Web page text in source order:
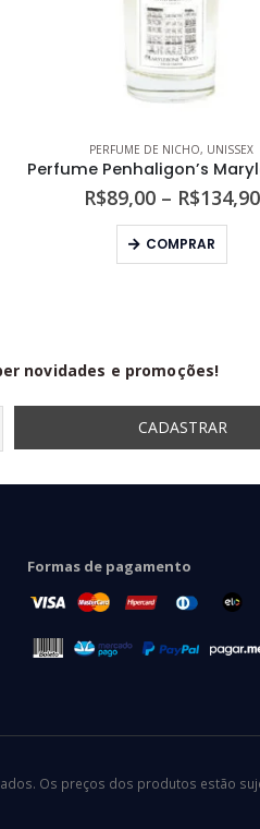
PERFUME DE NICHO, UNISSEX
R$89,00 – R$134,90
COMPRAR
Este produto tem várias variantes. As opções podem ser
novidades e promoções!
Formas de pagamento
Os preços dos produtos estão